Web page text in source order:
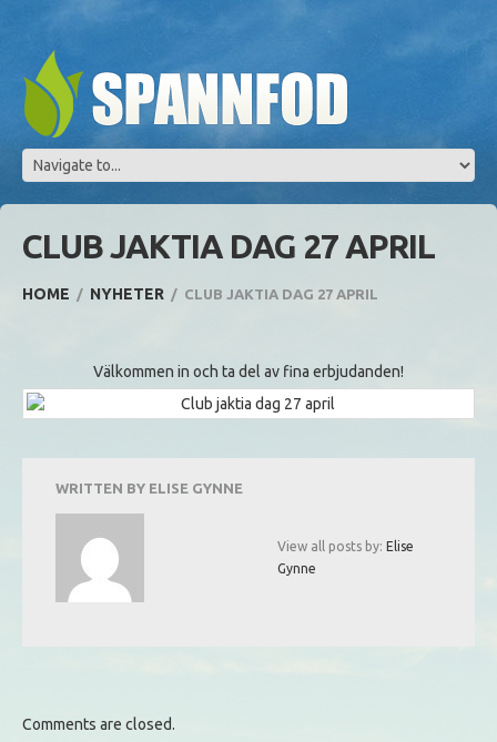
CLUB JAKTIA DAG 27 APRIL
HOME NYHETER CLUB JAKTIA DAG 27 APRIL
Välkommen in och ta del av fina erbjudanden!
WRITTEN BY ELISE GYNNE
View all posts by: Elise
Gynne
Comments are closed.